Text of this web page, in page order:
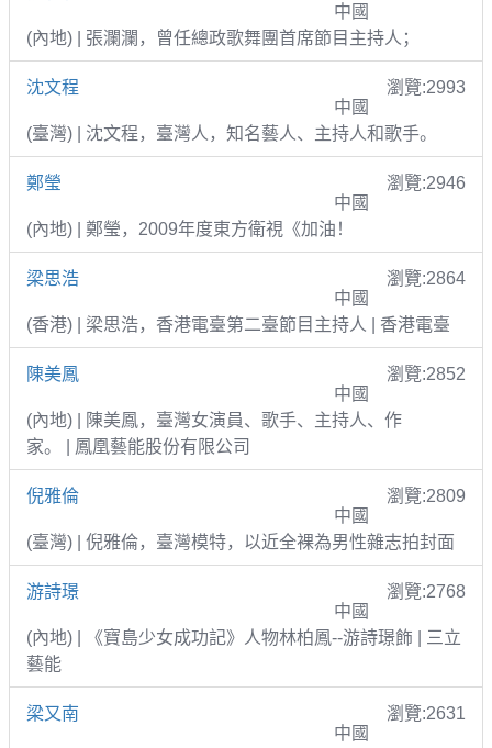
中國
(內地) | 張瀾瀾，曾任總政歌舞團首席節目主持人；
沈文程
瀏覽:2993
中國
(臺灣) | 沈文程，臺灣人，知名藝人、主持人和歌手。
鄭瑩
瀏覽:2946
中國
(內地) | 鄭瑩，2009年度東方衛視《加油！
梁思浩
瀏覽:2864
中國
(香港) | 梁思浩，香港電臺第二臺節目主持人 | 香港電臺
陳美鳳
瀏覽:2852
中國
(內地) | 陳美鳳，臺灣女演員、歌手、主持人、作
家。 | 鳳凰藝能股份有限公司
倪雅倫
瀏覽:2809
中國
(臺灣) | 倪雅倫，臺灣模特，以近全裸為男性雜志拍封面
游詩璟
瀏覽:2768
中國
(內地) | 《寶島少女成功記》人物林柏鳳--游詩璟飾 | 三立
藝能
梁又南
瀏覽:2631
中國